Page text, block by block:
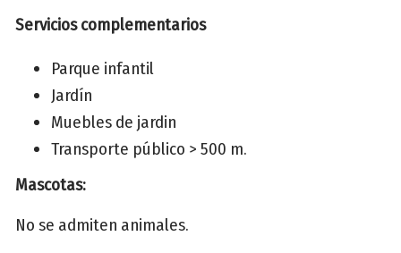
Servicios complementarios
Parque infantil
Jardín
Muebles de jardin
Transporte público > 500 m.
Mascotas:
No se admiten animales.